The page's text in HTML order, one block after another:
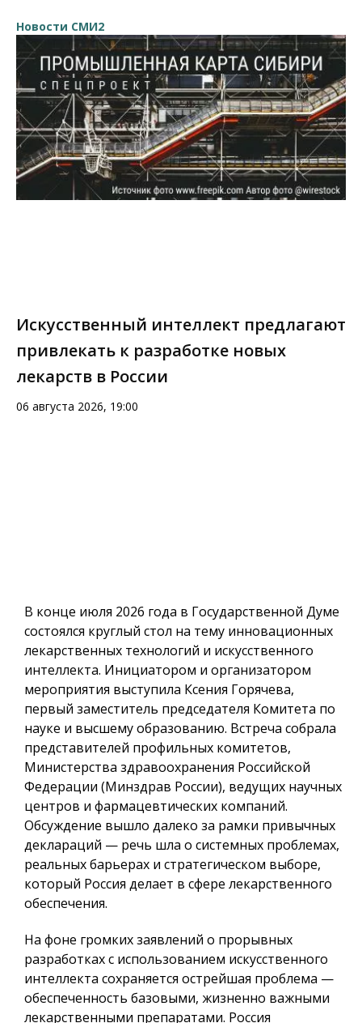
Новости СМИ2
Искусственный интеллект предлагают
привлекать к разработке новых
лекарств в России
06 августа 2026, 19:00
В конце июля 2026 года в Государственной Думе
состоялся круглый стол на тему инновационных
лекарственных технологий и искусственного
интеллекта. Инициатором и организатором
мероприятия выступила Ксения Горячева,
первый заместитель председателя Комитета по
науке и высшему образованию. Встреча собрала
представителей профильных комитетов,
Министерства здравоохранения Российской
Федерации (Минздрав России), ведущих научных
центров и фармацевтических компаний.
Обсуждение вышло далеко за рамки привычных
деклараций — речь шла о системных проблемах,
реальных барьерах и стратегическом выборе,
который Россия делает в сфере лекарственного
обеспечения.
На фоне громких заявлений о прорывных
разработках с использованием искусственного
интеллекта сохраняется острейшая проблема —
обеспеченность базовыми, жизненно важными
лекарственными препаратами. Россия